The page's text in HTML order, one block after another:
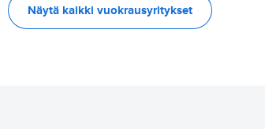
Näytä kaikki vuokrausyritykset